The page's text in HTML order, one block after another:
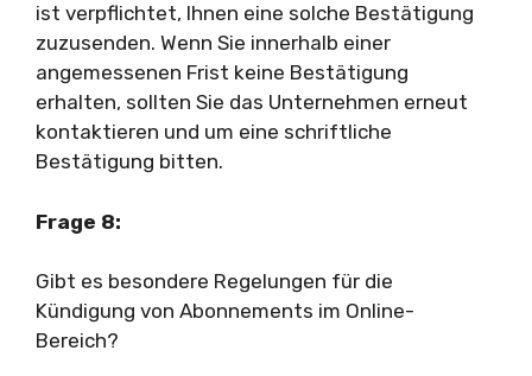
ist verpflichtet, Ihnen eine solche Bestätigung
zuzusenden. Wenn Sie innerhalb einer
angemessenen Frist keine Bestätigung
erhalten, sollten Sie das Unternehmen erneut
kontaktieren und um eine schriftliche
Bestätigung bitten.
Frage 8:
Gibt es besondere Regelungen für die
Kündigung von Abonnements im Online-
Bereich?